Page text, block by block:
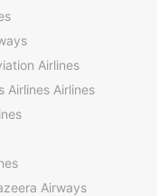
Airlines
Airlines Airlines
Airways